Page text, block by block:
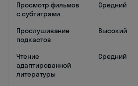
Просмотр фильмов
с субтитрами
Средний
Прослушивание
подкастов
Высокий
Чтение
адаптированной
литературы
Средний